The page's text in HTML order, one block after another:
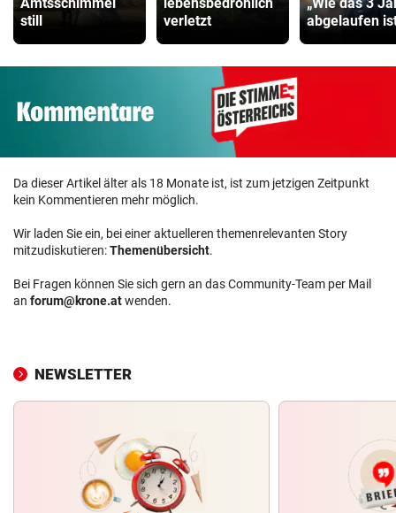
still
verletzt
abgelaufen
Da dieser Artikel älter als 18 Monate ist, ist zum jetzigen Zeitpunkt
kein Kommentieren mehr möglich.
Wir laden Sie ein, bei einer aktuelleren themenrelevanten Story
mitzudiskutieren:Themenübersicht.
Bei Fragen können Sie sich gern an das Community-Team per Mail
an forum@krone.atwenden.
NEWSLETTER